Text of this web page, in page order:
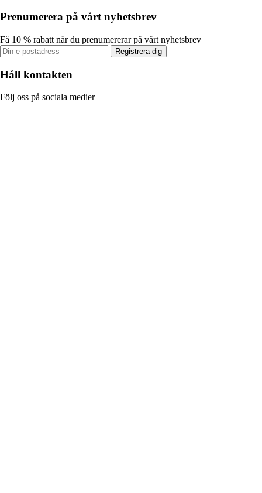
Prenumerera på vårt nyhetsbrev
Få 10 % rabatt när du prenumererar på vårt nyhetsbrev
Registrera dig
Håll kontakten
Följ oss på sociala medier